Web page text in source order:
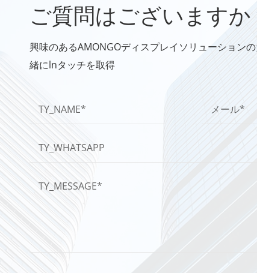
ご質問はございますか
興味のあるAMONGOディスプレイソリューション
緒にlnタッチを取得